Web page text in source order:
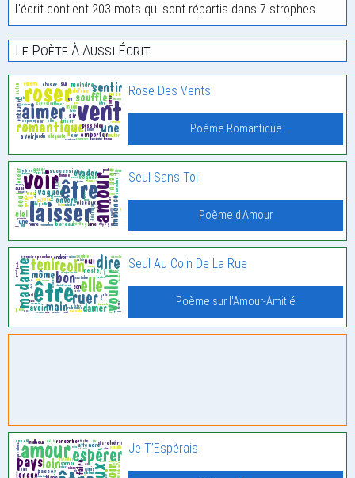
L'écrit contient 203 mots qui sont répartis dans 7 strophes.
Le Poète À Aussi Écrit:
Rose Des Vents
Poème Romantique
Seul Sans Toi
Poème d'Amour
Seul Au Coin De La Rue
Poème sur l'Amour-Amitié
Je T’Espérais